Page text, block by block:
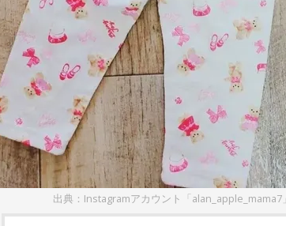
出典：Instagramアカウント「alan_apple_mama7」